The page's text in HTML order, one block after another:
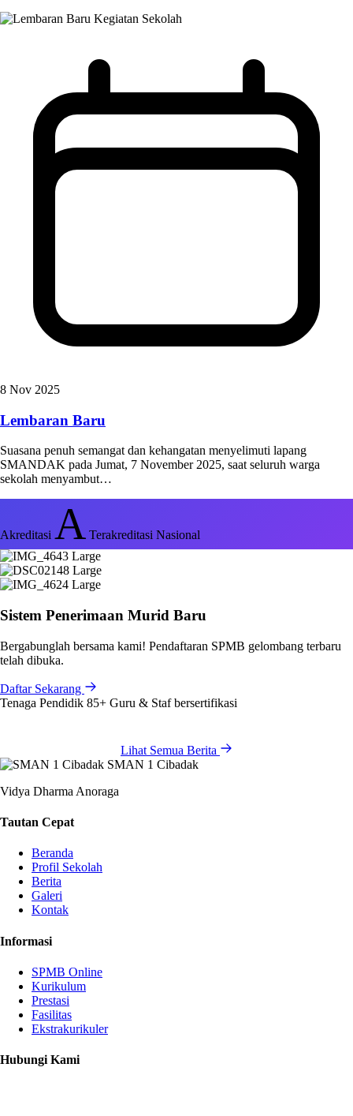
Kegiatan Sekolah
8 Nov 2025
Lembaran Baru
Suasana penuh semangat dan kehangatan menyelimuti lapang
SMANDAK pada Jumat, 7 November 2025, saat seluruh warga
sekolah menyambut…
Akreditasi A Terakreditasi Nasional
Sistem Penerimaan Murid Baru
Bergabunglah bersama kami! Pendaftaran SPMB gelombang terbaru
telah dibuka.
Daftar Sekarang
Tenaga Pendidik 85+ Guru & Staf bersertifikasi
Lihat Semua Berita
SMAN 1 Cibadak
Vidya Dharma Anoraga
Tautan Cepat
Beranda
Profil Sekolah
Berita
Galeri
Kontak
Informasi
SPMB Online
Kurikulum
Prestasi
Fasilitas
Ekstrakurikuler
Hubungi Kami